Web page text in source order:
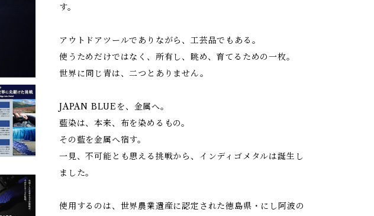
す。
アウトドアツールでありながら、工芸品でもある。
使うためだけではなく、所有し、眺め、育てるための一枚。
世界に同じ青は、二つとありません。
JAPAN BLUEを、金属へ。
藍染は、本来、布を染めるもの。
その藍を金属へ宿す。
一見、不可能とも思える挑戦から、インディゴメタルは誕生し
ました。
使用するのは、世界農業遺産に認定された徳島県・にし阿波の